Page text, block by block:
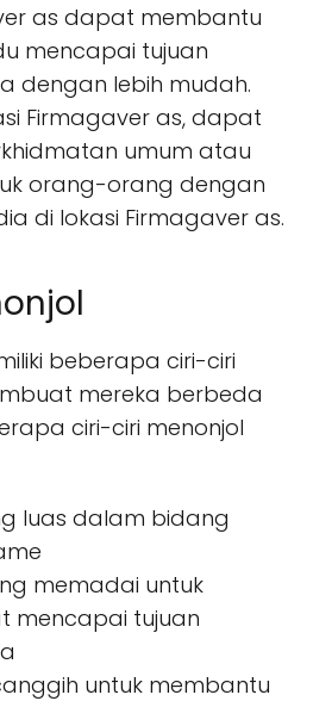
as dapat membantu
mencapai tujuan
dengan lebih mudah.
Firmagaver as, dapat
umum atau
orang-orang dengan
di lokasi Firmagaver as.
beberapa ciri-ciri
mereka berbeda
ciri-ciri menonjol
luas dalam bidang
memadai untuk
mencapai tujuan
untuk membantu